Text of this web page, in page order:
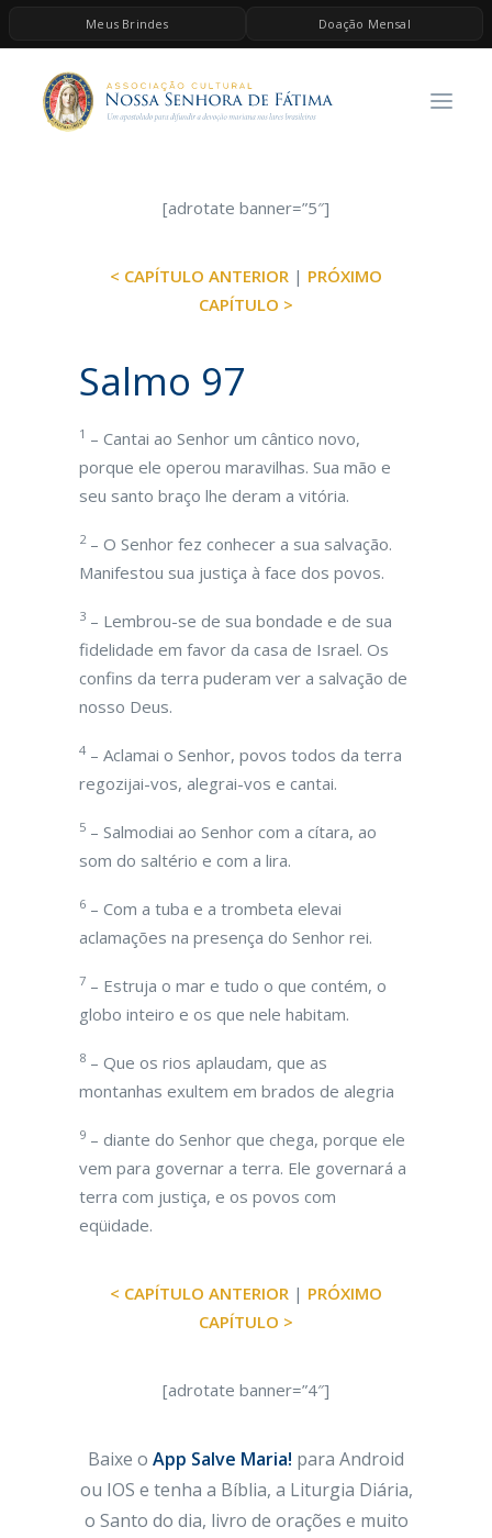
Meus Brindes Doação Mensal
HOME
A ASSOCIAÇÃO
ESPIRITUALIDADE
BRINDES
[adrotate banner=”5″]
< CAPÍTULO ANTERIOR | PRÓXIMO
CAPÍTULO >
Salmo 97
1 – Cantai ao Senhor um cântico novo,
porque ele operou maravilhas. Sua mão e
seu santo braço lhe deram a vitória.
2– O Senhor fez conhecer a sua salvação.
Manifestou sua justiça à face dos povos.
3 – Lembrou-se de sua bondade e de sua
fidelidade em favor da casa de Israel. Os
confins da terra puderam ver a salvação de
nosso Deus.
4 – Aclamai o Senhor, povos todos da terra
regozijai-vos, alegrai-vos e cantai.
5 – Salmodiai ao Senhor com a cítara, ao
som do saltério e com a lira.
6 – Com a tuba e a trombeta elevai
aclamações na presença do Senhor rei.
7 – Estruja o mar e tudo o que contém, o
globo inteiro e os que nele habitam.
8 – Que os rios aplaudam, que as
montanhas exultem em brados de alegria
9 – diante do Senhor que chega, porque ele
vem para governar a terra. Ele governará a
terra com justiça, e os povos com
eqüidade.
< CAPÍTULO ANTERIOR | PRÓXIMO
CAPÍTULO >
[adrotate banner=”4″]
Baixe o App Salve Maria! para Android
ou IOS e tenha a Bíblia, a Liturgia Diária,
o Santo do dia, livro de orações e muito